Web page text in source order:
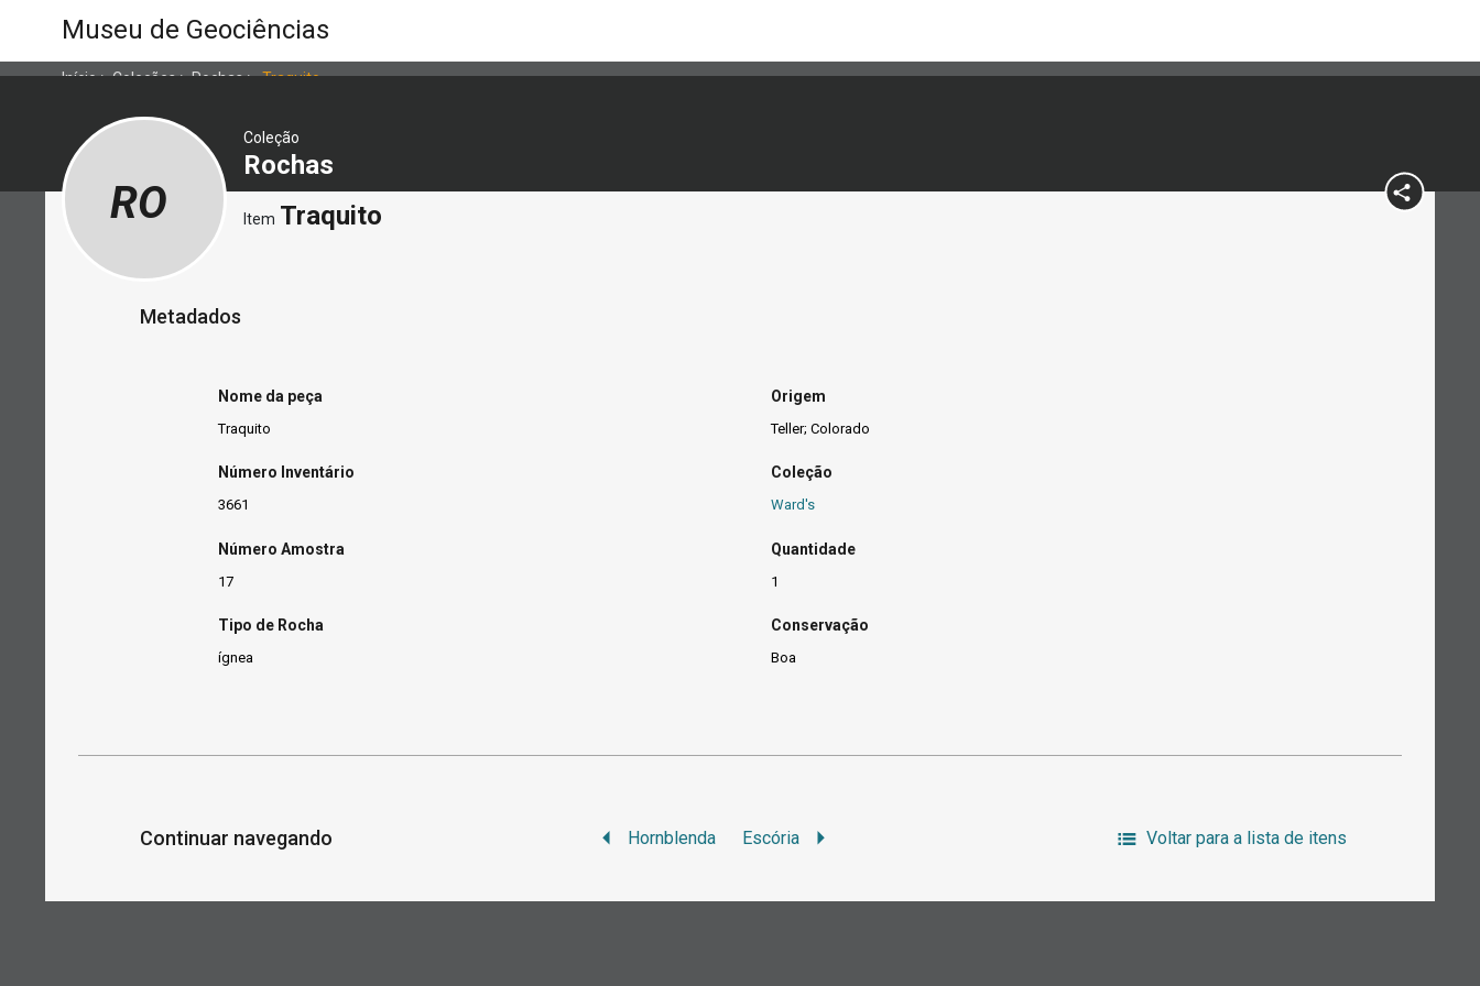
Museu de Geociências
Início>Coleções>Rochas>Traquito
Coleção
Rochas
RO Item Traquito
Metadados
Nome da peça
Traquito
Número Inventário
3661
Número Amostra
17
Tipo de Rocha
ígnea
Origem
Teller; Colorado
Coleção
Ward's
Quantidade
1
Conservação
Boa
Continuar navegando Hornblenda Escória Voltar para a lista de itens